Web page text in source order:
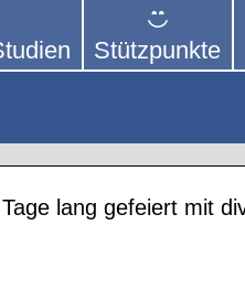
der sich –
Angehörige
Stützpunkte
lang gefeiert mit